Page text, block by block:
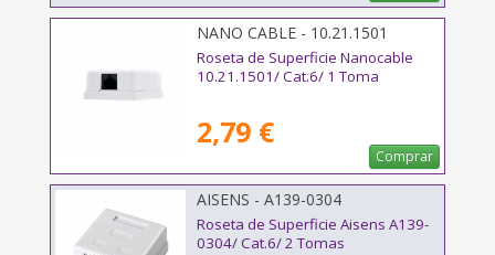
NANO CABLE - 10.21.1501
Roseta de Superficie Nanocable
10.21.1501/ Cat.6/ 1 Toma
2,79 €
Comprar
AISENS - A139-0304
Roseta de Superficie Aisens A139-
0304/ Cat.6/ 2 Tomas